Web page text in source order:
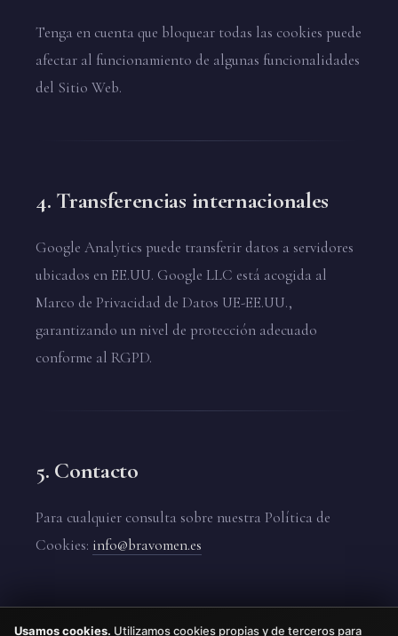
Tenga en cuenta que bloquear todas las cookies puede
afectar al funcionamiento de algunas funcionalidades
del Sitio Web.
4. Transferencias internacionales
Google Analytics puede transferir datos a servidores
ubicados en EE.UU. Google LLC está acogida al
Marco de Privacidad de Datos UE-EE.UU.,
garantizando un nivel de protección adecuado
conforme al RGPD.
5. Contacto
Para cualquier consulta sobre nuestra Política de
Cookies: info@bravomen.es
Usamos cookies. Utilizamos cookies propias y de terceros para